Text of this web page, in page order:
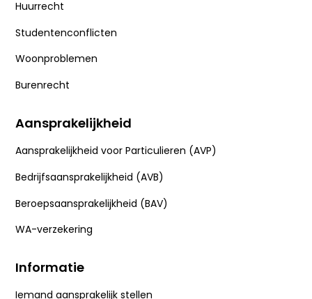
Huurrecht
Studentenconflicten
Woonproblemen
Burenrecht
Aansprakelijkheid
Aansprakelijkheid voor Particulieren (AVP)
Bedrijfsaansprakelijkheid (AVB)
Beroepsaansprakelijkheid (BAV)
WA-verzekering
Informatie
Iemand aansprakelijk stellen